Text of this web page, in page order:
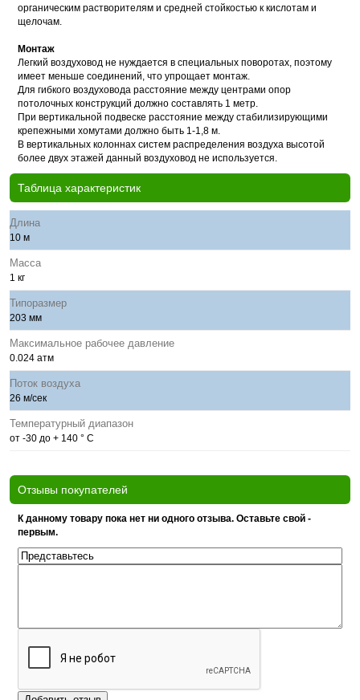
органическим растворителям и средней стойкостью к кислотам и
щелочам.
Монтаж
Легкий воздуховод не нуждается в специальных поворотах, поэтому
имеет меньше соединений, что упрощает монтаж.
Для гибкого воздуховода расстояние между центрами опор
потолочных конструкций должно составлять 1 метр.
При вертикальной подвеске расстояние между стабилизирующими
крепежными хомутами должно быть 1-1,8 м.
В вертикальных колоннах систем распределения воздуха высотой
более двух этажей данный воздуховод не используется.
Таблица характеристик
Длина
10 м
Масса
1 кг
Типоразмер
203 мм
Максимальное рабочее давление
0.024 атм
Поток воздуха
26 м/сек
Температурный диапазон
от -30 до + 140 ° С
Отзывы покупателей
К данному товару пока нет ни одного отзыва. Оставьте свой -
первым.